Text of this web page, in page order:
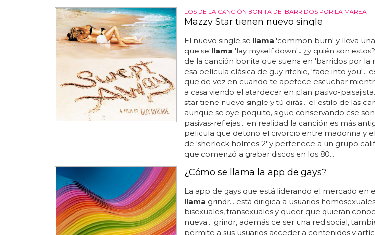
LOS DE LA CANCIÓN BONITA DE 'BARRIDOS POR LA MAREA'
Mazzy Star tienen nuevo single
El nuevo single se llama 'common burn' y lleva
que se llama 'lay myself down'... ¿y quién son
de la canción bonita que suena en 'barridos por la
esa película clásica de guy ritchie, 'fade into you'...
que de vez en cuando te apetece escuchar
a casa viendo el atardecer en plan pasivo-
star tiene nuevo single y tú dirás... el estilo de las
aunque se oye poquito, sigue conservando ese
pasivas-reflejas... en realidad la canción es más
película que detonó el divorcio entre madonna y
de 'sherlock holmes 2' y pertenece a un grupo
que comenzó a grabar discos en los 80...
¿Cómo se llama la app de gays?
La app de gays que está liderando el mercado en
llama grindr... está dirigida a usuarios
bisexuales, transexuales y queer que quieran
nueva... grindr, además de ser una red social,
permite a sus usuarios acceder a contenidos y